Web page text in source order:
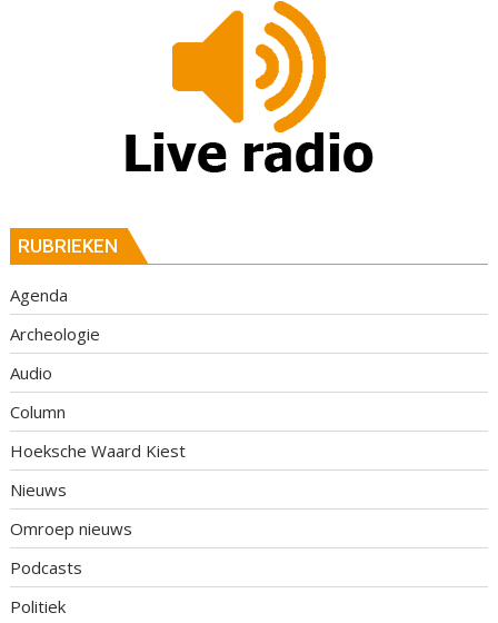
RUBRIEKEN
Agenda
Archeologie
Audio
Column
Hoeksche Waard Kiest
Nieuws
Omroep nieuws
Podcasts
Politiek